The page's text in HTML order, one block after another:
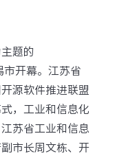
题的
市开幕。江苏省
源软件推进联盟
，工业和信息化
苏省工业和信息
市长周文栋、开